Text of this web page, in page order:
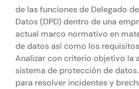
de las funciones de Delegado
Datos (DPD) dentro de una
actual marco normativo en
de datos así como los
Analizar con criterio objetivo la
sistema de protección de
para resolver incidentes y